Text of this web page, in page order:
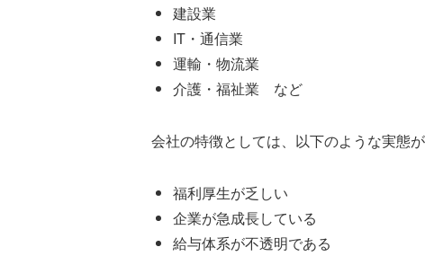
建設業
IT・通信業
運輸・物流業
介護・福祉業 など
会社の特徴としては、以下のような実態が
福利厚生が乏しい
企業が急成長している
給与体系が不透明である